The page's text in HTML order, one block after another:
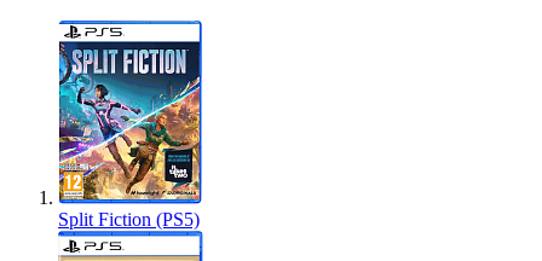
Split Fiction (PS5)